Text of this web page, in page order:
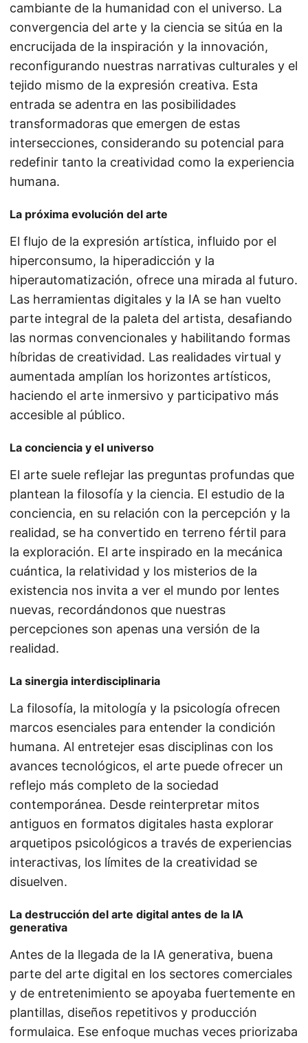
cambiante de la humanidad con el universo. La
convergencia del arte y la ciencia se sitúa en la
encrucijada de la inspiración y la innovación,
reconfigurando nuestras narrativas culturales y el
tejido mismo de la expresión creativa. Esta
entrada se adentra en las posibilidades
transformadoras que emergen de estas
intersecciones, considerando su potencial para
redefinir tanto la creatividad como la experiencia
humana.
La próxima evolución del arte
El flujo de la expresión artística, influido por el
hiperconsumo, la hiperadicción y la
hiperautomatización, ofrece una mirada al futuro.
Las herramientas digitales y la IA se han vuelto
parte integral de la paleta del artista, desafiando
las normas convencionales y habilitando formas
híbridas de creatividad. Las realidades virtual y
aumentada amplían los horizontes artísticos,
haciendo el arte inmersivo y participativo más
accesible al público.
La conciencia y el universo
El arte suele reflejar las preguntas profundas que
plantean la filosofía y la ciencia. El estudio de la
conciencia, en su relación con la percepción y la
realidad, se ha convertido en terreno fértil para
la exploración. El arte inspirado en la mecánica
cuántica, la relatividad y los misterios de la
existencia nos invita a ver el mundo por lentes
nuevas, recordándonos que nuestras
percepciones son apenas una versión de la
realidad.
La sinergia interdisciplinaria
La filosofía, la mitología y la psicología ofrecen
marcos esenciales para entender la condición
humana. Al entretejer esas disciplinas con los
avances tecnológicos, el arte puede ofrecer un
reflejo más completo de la sociedad
contemporánea. Desde reinterpretar mitos
antiguos en formatos digitales hasta explorar
arquetipos psicológicos a través de experiencias
interactivas, los límites de la creatividad se
disuelven.
La destrucción del arte digital antes de la IA
generativa
Antes de la llegada de la IA generativa, buena
parte del arte digital en los sectores comerciales
y de entretenimiento se apoyaba fuertemente en
plantillas, diseños repetitivos y producción
formulaica. Ese enfoque muchas veces priorizaba